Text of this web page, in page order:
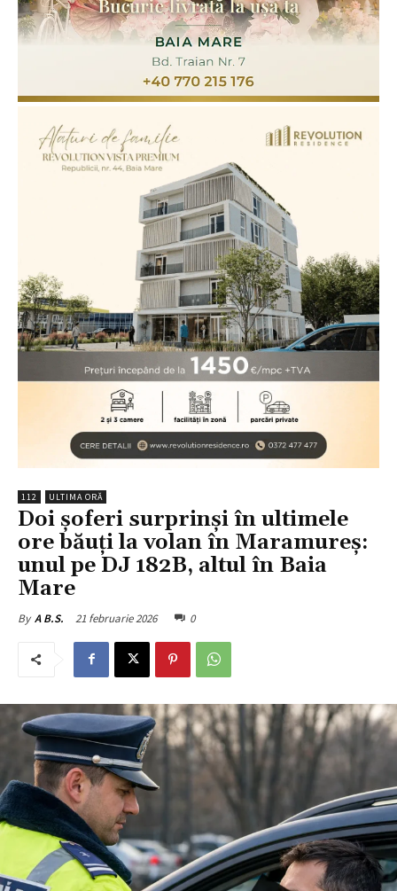
112 ULTIMA ORĂ
Doi șoferi surprinși în ultimele
ore băuți la volan în Maramureș:
unul pe DJ 182B, altul în Baia
Mare
By A B.S. 21 februarie 2026 0